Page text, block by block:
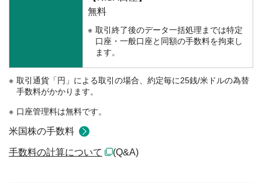
無料
取引終了後のデータ一括処理までは特定
口座・一般口座と同額の手数料を拘束し
ます。
取引通貨「円」による取引の場合、約定毎に25銭/米ドルの為替
手数料がかかります。
口座管理料は無料です。
米国株の手数料
手数料の計算について (Q&A)